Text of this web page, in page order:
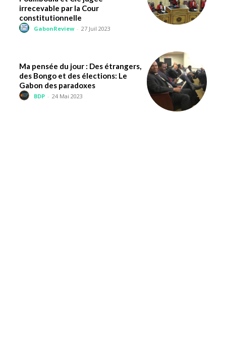
irrecevable par la Cour
constitutionnelle
GabonReview - 27 Juil 2023
Ma pensée du jour : Des étrangers,
des Bongo et des élections: Le
Gabon des paradoxes
BDP - 24 Mai 2023